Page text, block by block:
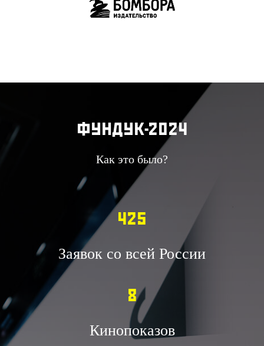
ФУНДУК-2024
Как это было?
425
Заявок со всей России
8
Кинопоказов